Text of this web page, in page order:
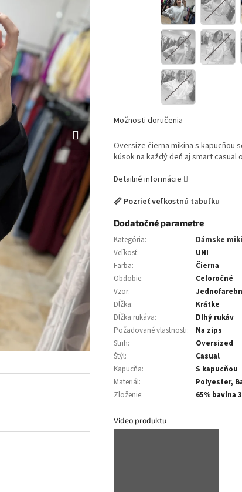
Možnosti doručenia
Oversize čierna mikina s kapucňou
kúsok na každý deň aj smart casual
Detailné informácie
📏 Pozrieť veľkostnú tabuľku
Dodatočné parametre
Kategória:
Dámske
Veľkosť:
UNI
Farba:
Čierna
Obdobie:
Celoročné
Vzor:
Dĺžka:
Krátke
Dĺžka rukáva:
Dlhý rukáv
Požadované vlastnosti:
Na zips
Strih:
Oversized
Štýl:
Casual
Kapucňa:
S kapucňou
Materiál:
Polyester,
Zloženie: 65% bavlna
Video produktu